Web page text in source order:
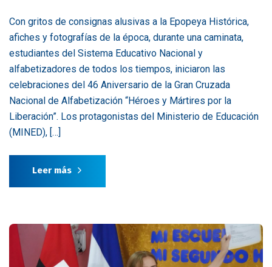
Con gritos de consignas alusivas a la Epopeya Histórica,
afiches y fotografías de la época, durante una caminata,
estudiantes del Sistema Educativo Nacional y
alfabetizadores de todos los tiempos, iniciaron las
celebraciones del 46 Aniversario de la Gran Cruzada
Nacional de Alfabetización “Héroes y Mártires por la
Liberación”. Los protagonistas del Ministerio de Educación
(MINED), […]
Leer más